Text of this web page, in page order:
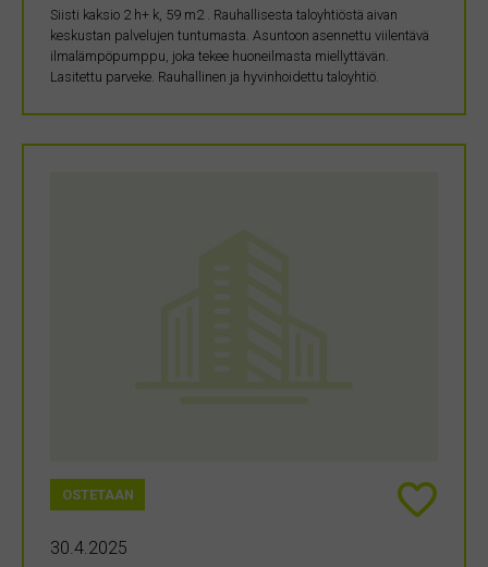
Siisti kaksio 2 h+ k, 59 m2 . Rauhallisesta taloyhtiöstä aivan
keskustan palvelujen tuntumasta. Asuntoon asennettu viilentävä
ilmalämpöpumppu, joka tekee huoneilmasta miellyttävän.
Lasitettu parveke. Rauhallinen ja hyvinhoidettu taloyhtiö.
OSTETAAN
30.4.2025